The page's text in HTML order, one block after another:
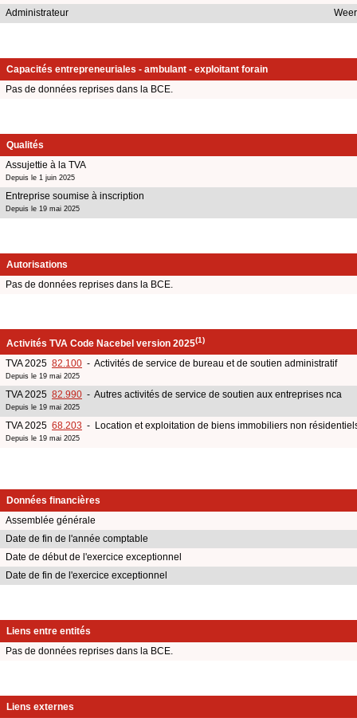
Administrateur
Capacités entrepreneuriales - ambulant - exploitant forain
Pas de données reprises dans la BCE.
Qualités
Assujettie à la TVA
Depuis le 1 juin 2025
Entreprise soumise à inscription
Depuis le 19 mai 2025
Autorisations
Pas de données reprises dans la BCE.
Activités TVA Code Nacebel version 2025(1)
TVA 2025 82.100 - Activités de service de bureau et de soutien administratif
Depuis le 19 mai 2025
TVA 2025 82.990 - Autres activités de service de soutien aux entreprises nca
Depuis le 19 mai 2025
TVA 2025 68.203 - Location et exploitation de biens immobiliers non
Depuis le 19 mai 2025
Données financières
Assemblée générale
Date de fin de l'année comptable
Date de début de l'exercice exceptionnel
Date de fin de l'exercice exceptionnel
Liens entre entités
Pas de données reprises dans la BCE.
Liens externes